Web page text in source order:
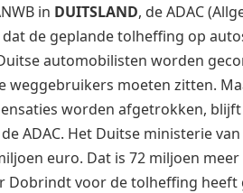
in DUITSLAND, de ADAC
de geplande tolheffing op
automobilisten worden
weggebruikers moeten zitten.
worden afgetrokken,
ADAC. Het Duitse ministerie
euro. Dat is 72 miljoen
Dobrindt voor de tolheffing heeft